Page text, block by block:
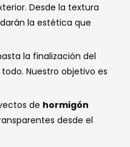
Desde la textura
la estética que
la finalización del
Nuestro objetivo es
de hormigón
desde el